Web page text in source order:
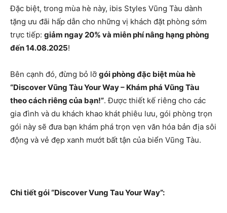
Đặc biệt, trong mùa hè này, ibis Styles Vũng Tàu dành
tặng ưu đãi hấp dẫn cho những vị khách đặt phòng sớm
trực tiếp: giảm ngay 20% và miễn phí nâng hạng phòng
đến 14.08.2025!
Bên cạnh đó, đừng bỏ lỡ gói phòng đặc biệt mùa hè
“Discover Vũng Tàu Your Way – Khám phá Vũng Tàu
theo cách riêng của bạn!”. Được thiết kế riêng cho các
gia đình và du khách khao khát phiêu lưu, gói phòng trọn
gói này sẽ đưa bạn khám phá trọn vẹn văn hóa bản địa sôi
động và vẻ đẹp xanh mướt bất tận của biển Vũng Tàu.
Chi tiết gói “Discover Vung Tau Your Way”: